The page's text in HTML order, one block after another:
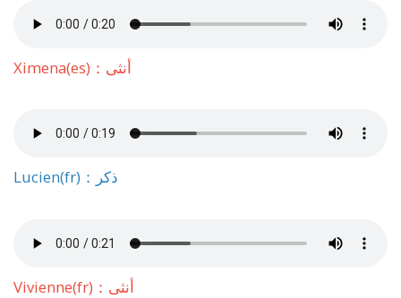
Ximena(es)：أنثى
Lucien(fr)：ذكر
Vivienne(fr)：أنثى